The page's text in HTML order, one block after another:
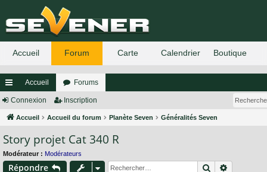
ac
co
ur
ci
Accueil Forums
Connexion Inscription
Accueil Accueil du forum Planète Seven Généralités Seven
Story projet Cat 340 R
Modérateur : Modérateurs
Répondre Rechercher